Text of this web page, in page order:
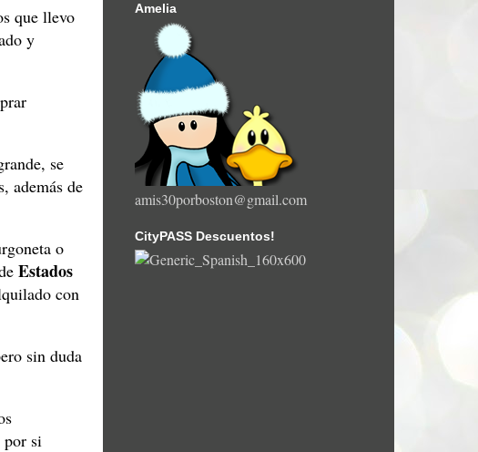
que llevo
y
se
además de
o
Estados
con
sin duda
por si
Amelia
amis30porboston@gmail.com
CityPASS Descuentos!